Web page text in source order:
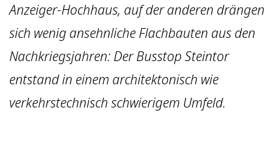
Anzeiger-Hochhaus, auf der anderen drängen
sich wenig ansehnliche Flachbauten aus den
Nachkriegsjahren: Der Busstop Steintor
entstand in einem architektonisch wie
verkehrstechnisch schwierigem Umfeld.